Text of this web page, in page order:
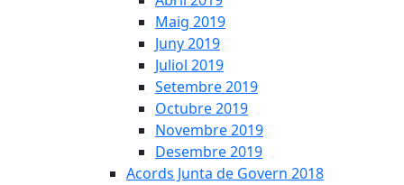
Maig 2019
Juny 2019
Juliol 2019
Setembre 2019
Octubre 2019
Novembre 2019
Desembre 2019
Acords Junta de Govern 2018